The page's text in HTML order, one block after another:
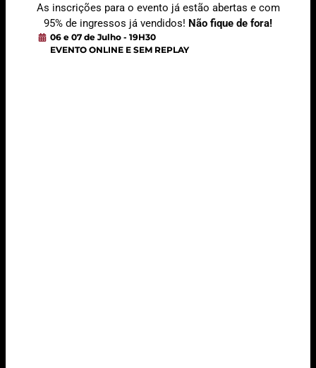
As inscrições para o evento já estão abertas e com
95% de ingressos já vendidos! Não fique de fora!
06 e 07 de Julho - 19H30
EVENTO ONLINE E SEM REPLAY